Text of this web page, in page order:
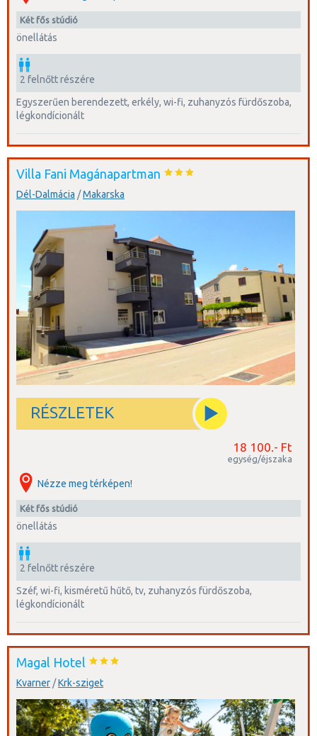
két fős stúdió
önellátás
2 felnőtt részére
egyszerűen berendezett, erkély, wi-fi, zuhanyzós fürdőszoba,
légkondícionált
Villa Fani Magánapartman
Dél-Dalmácia /Makarska
RÉSZLETEK
18 100.- Ft
egység/éjszaka
Nézze meg térképen!
két fős stúdió
önellátás
2 felnőtt részére
széf, wi-fi, kisméretű hűtő, tv, zuhanyzós fürdőszoba,
légkondícionált
Magal Hotel
Kvarner /Krk-sziget